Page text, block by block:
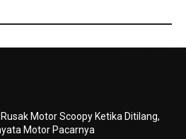
Rusak Motor Scoopy Ketika Ditilang,
Motor Pacarnya